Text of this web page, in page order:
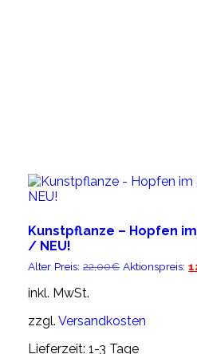
Kunstpflanze – Hopfen
/ NEU!
Alter Preis: 22,00€ Ursprünglicher
Aktionspreis:
inkl. MwSt.
zzgl.Versandkosten
Lieferzeit:1-3 Tage